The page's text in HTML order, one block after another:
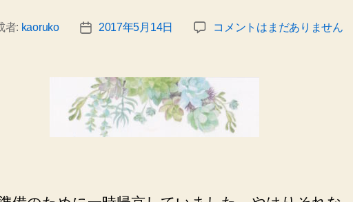
者: kaoruko
投
2017年5月14日
ラ
@
登
録
し
コメントはまだありません